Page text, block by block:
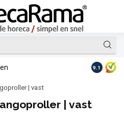
Op
9.1
| vast
| vast